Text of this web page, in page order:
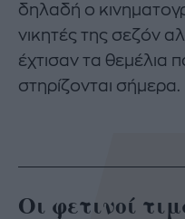
δηλαδή ο
νικητές της σεζόν
έχτισαν τα θεμέλια
στηρίζονται σήμερα.
Οι φετινοί